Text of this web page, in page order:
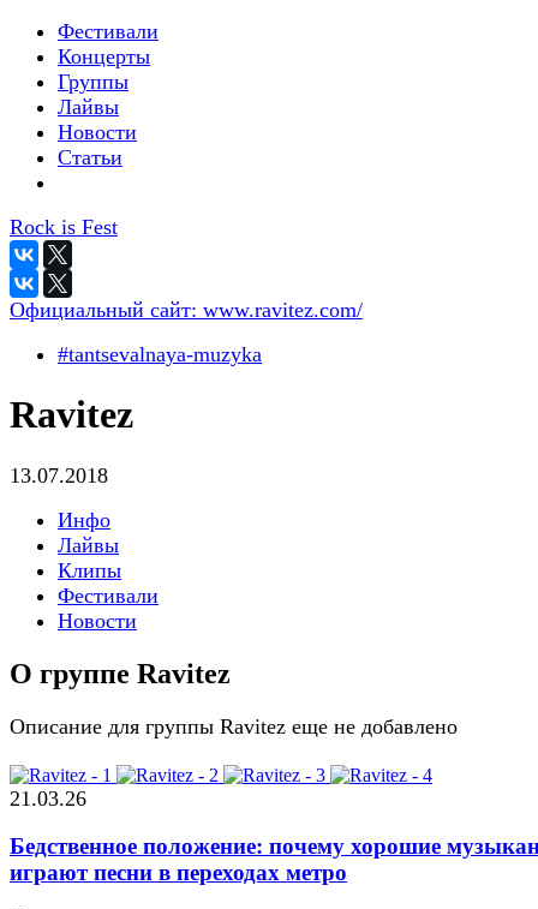
Фестивали
Концерты
Группы
Лайвы
Новости
Статьи
Rock is Fest
Официальный сайт: www.ravitez.com/
#tantsevalnaya-muzyka
Ravitez
13.07.2018
Инфо
Лайвы
Клипы
Фестивали
Новости
О группе Ravitez
Описание для группы Ravitez еще не добавлено
21.03.26
Бедственное положение: почему хорошие
играют песни в переходах метро